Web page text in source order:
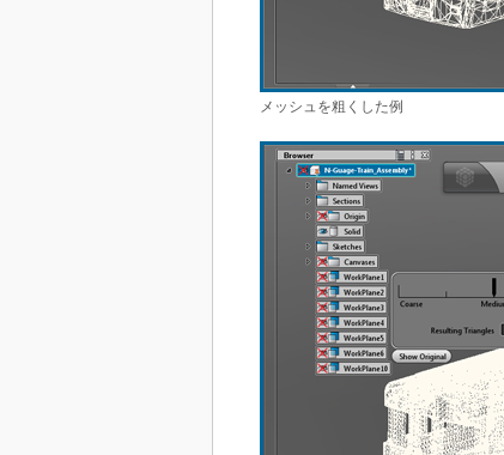
メッシュを粗くした例